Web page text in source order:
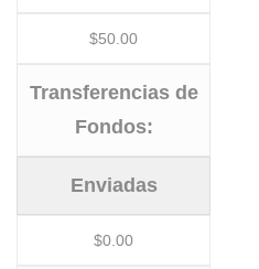
$50.00
Transferencias de
Fondos:
Enviadas
$0.00